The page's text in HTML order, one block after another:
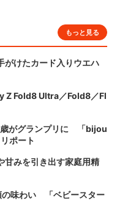
もっと見る
がけたカード入りウエハ
Z Fold8 Ultra／Fold8／Fl
歳がグランプリに 「bijou
ポート
みを引き出す家庭用精
の味わい 「ベビースター